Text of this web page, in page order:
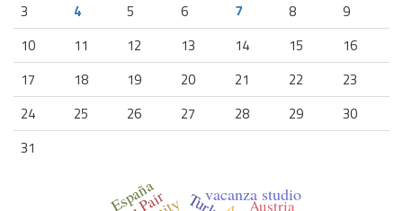
3
4 5 6 7 8
9
10
11 12 13 14 15
16
17
18 19 20 21 22
23
24
25 26 27 28 29
30
31
vacanza studio
Austria
España